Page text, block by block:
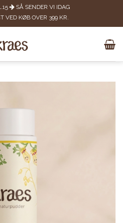
SÅ SENDER VI IDAG
VED KØB OVER 399 KR.